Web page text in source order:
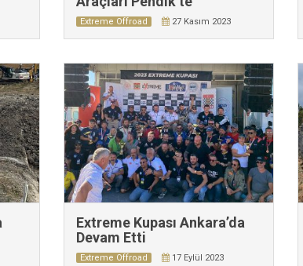
Extreme Offroad 27 Kasım 2023
Extreme Kupası Ankara’da
Devam Etti
Extreme Offroad 17 Eylül 2023